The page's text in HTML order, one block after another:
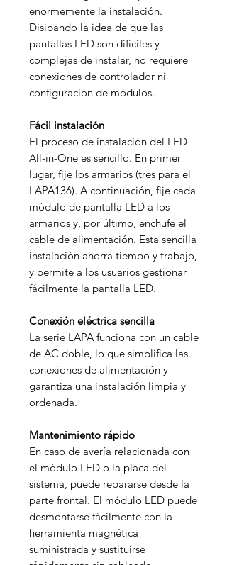
enormemente la instalación.
Disipando la idea de que las
pantallas LED son difíciles y
complejas de instalar, no requiere
conexiones de controlador ni
configuración de módulos.
Fácil instalación
El proceso de instalación del LED
All-in-One es sencillo. En primer
lugar, fije los armarios (tres para el
LAPA136). A continuación, fije cada
módulo de pantalla LED a los
armarios y, por último, enchufe el
cable de alimentación. Esta sencilla
instalación ahorra tiempo y trabajo,
y permite a los usuarios gestionar
fácilmente la pantalla LED.
Conexión eléctrica sencilla
La serie LAPA funciona con un cable
de AC doble, lo que simplifica las
conexiones de alimentación y
garantiza una instalación limpia y
ordenada.
Mantenimiento rápido
En caso de avería relacionada con
el módulo LED o la placa del
sistema, puede repararse desde la
parte frontal. El módulo LED puede
desmontarse fácilmente con la
herramienta magnética
suministrada y sustituirse